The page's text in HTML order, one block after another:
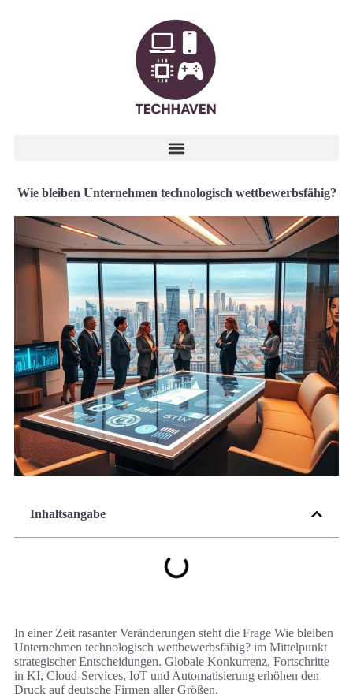
Wie bleiben Unternehmen technologisch wettbewerbsfähig?
Inhaltsangabe
In einer Zeit rasanter Veränderungen steht die Frage Wie bleiben
Unternehmen technologisch wettbewerbsfähig? im Mittelpunkt
strategischer Entscheidungen. Globale Konkurrenz, Fortschritte
in KI, Cloud-Services, IoT und Automatisierung erhöhen den
Druck auf deutsche Firmen aller Größen.